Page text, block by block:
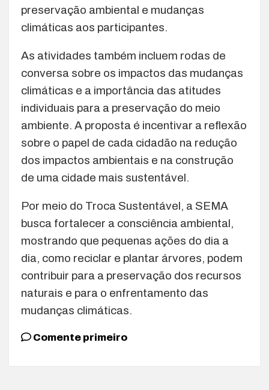
preservação ambiental e mudanças
climáticas aos participantes.
As atividades também incluem rodas de
conversa sobre os impactos das mudanças
climáticas e a importância das atitudes
individuais para a preservação do meio
ambiente. A proposta é incentivar a reflexão
sobre o papel de cada cidadão na redução
dos impactos ambientais e na construção
de uma cidade mais sustentável.
Por meio do Troca Sustentável, a SEMA
busca fortalecer a consciência ambiental,
mostrando que pequenas ações do dia a
dia, como reciclar e plantar árvores, podem
contribuir para a preservação dos recursos
naturais e para o enfrentamento das
mudanças climáticas.
Comente primeiro